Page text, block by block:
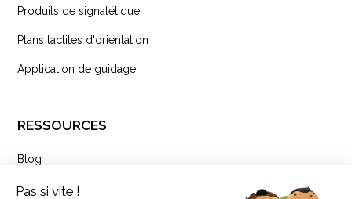
Produits de signalétique
Plans tactiles d'orientation
Application de guidage
RESSOURCES
Blog
Newsletter